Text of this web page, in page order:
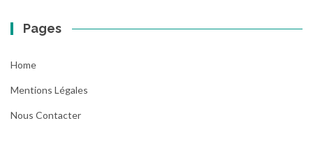
Pages
Home
Mentions Légales
Nous Contacter